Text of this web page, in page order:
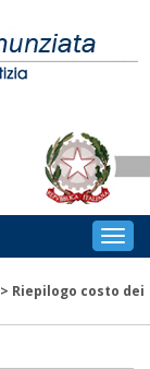
> Riepilogo costo dei